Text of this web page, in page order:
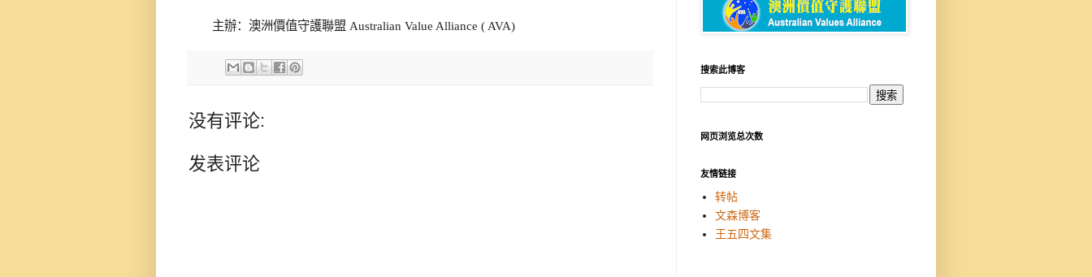
主辦：澳洲價值守護聯盟 Australian Value Alliance ( AVA)
没有评论:
发表评论
搜索此博客
网页浏览总次数
友情链接
转帖
文森博客
王五四文集